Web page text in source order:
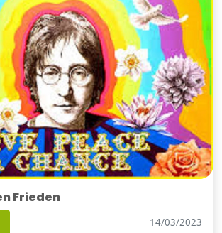
Frieden
14/03/2023